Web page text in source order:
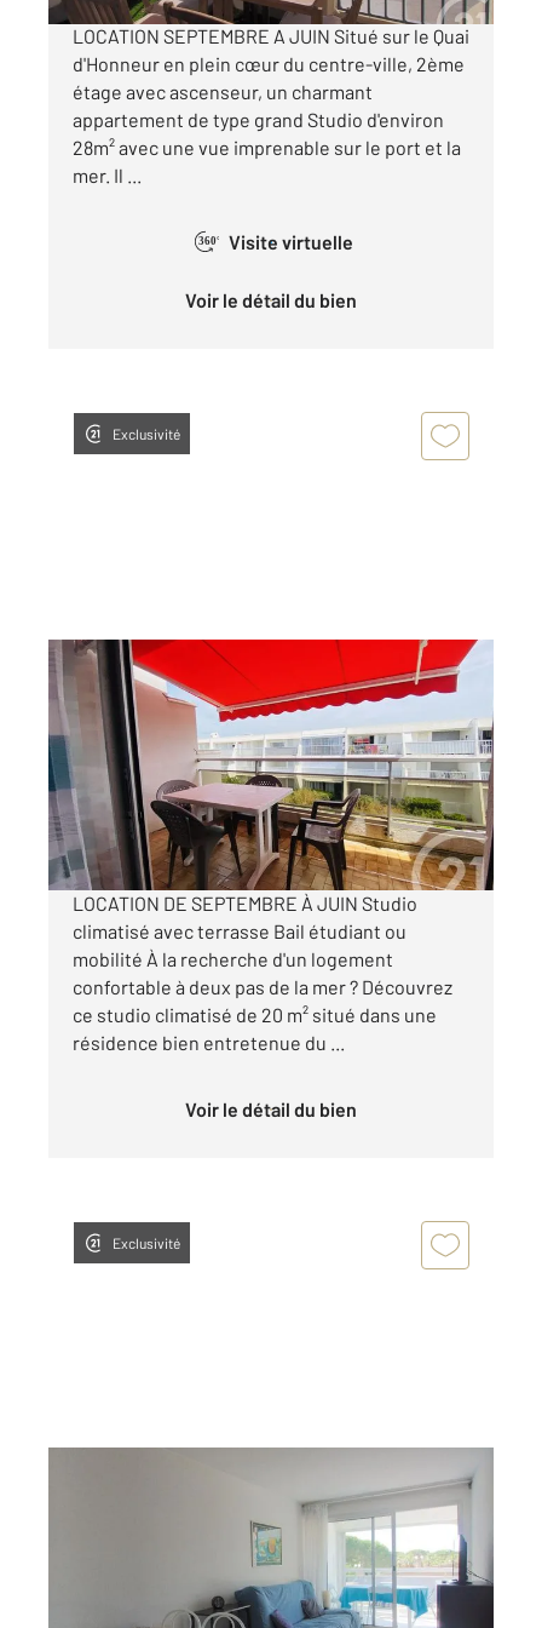
LOCATION SEPTEMBRE A JUIN Situé sur le Quai
d'Honneur en plein cœur du centre-ville, 2ème
étage avec ascenseur, un charmant
appartement de type grand Studio d'environ
28m² avec une vue imprenable sur le port et la
mer. Il ...
360° Visite virtuelle
Voir le détail du bien
Exclusivité
LA GRANDE MOTTE 34
20,09 m2, 1 pièce
Ref : 51896
Appartement Studio Cabine à louer
500 €
par mois charges comprises
LOCATION DE SEPTEMBRE À JUIN Studio
climatisé avec terrasse Bail étudiant ou
mobilité À la recherche d'un logement
confortable à deux pas de la mer ? Découvrez
ce studio climatisé de 20 m² situé dans une
résidence bien entretenue du ...
Voir le détail du bien
Exclusivité
Appartement F2 Cabine à louer
495 €